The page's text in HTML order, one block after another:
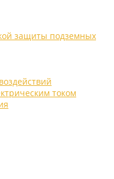
защиты подземных
током